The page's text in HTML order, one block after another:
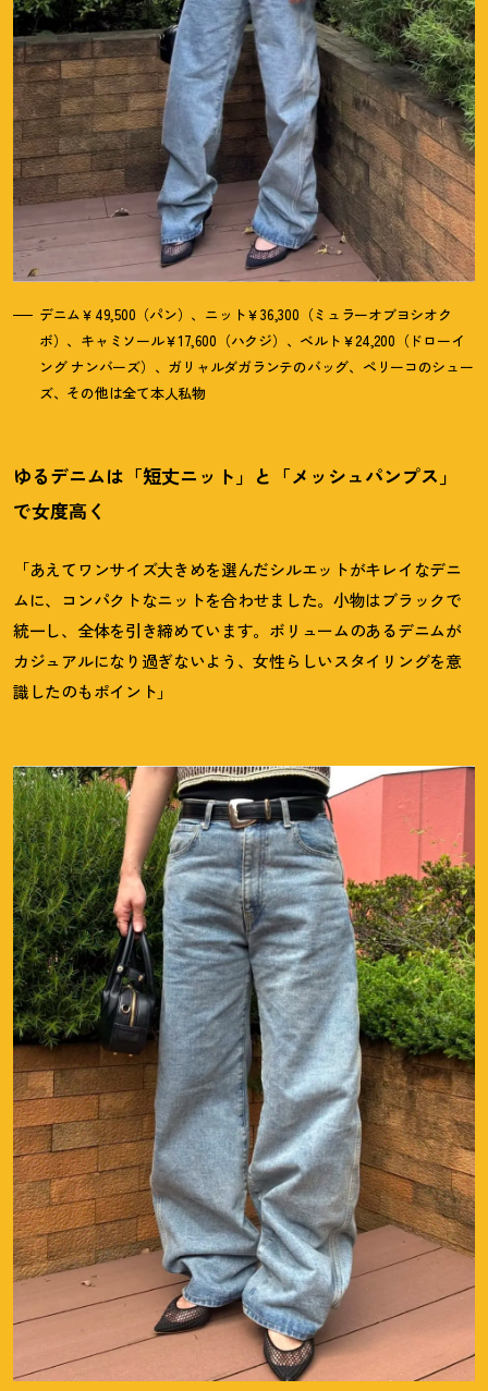
デニム￥49,500（パン）、ニット￥36,300（ミュラーオブヨシオク
ボ）、キャミソール￥17,600（ハクジ）、ベルト￥24,200（ドローイ
ング ナンバーズ）、ガリャルダガランテのバッグ、ペリーコのシュー
ズ、その他は全て本人私物
ゆるデニムは「短丈ニット」と「メッシュパンプス」
で女度高く
「あえてワンサイズ大きめを選んだシルエットがキレイなデニ
ムに、コンパクトなニットを合わせました。小物はブラックで
統一し、全体を引き締めています。ボリュームのあるデニムが
カジュアルになり過ぎないよう、女性らしいスタイリングを意
識したのもポイント」